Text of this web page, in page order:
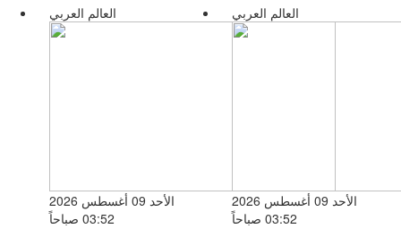
العالم العربي
الأحد 09 أغسطس 2026
03:52 صباحاً
العالم العربي
الأحد 09 أغسطس 2026
03:52 صباحاً